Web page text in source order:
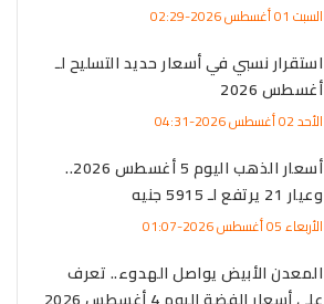
السبت 01 أغسطس 2026-02:29
استقرار نسبي في أسعار حديد التسليح لـ
أغسطس 2026
الأحد 02 أغسطس 2026-04:31
أسعار الذهب اليوم 5 أغسطس 2026..
وعيار 21 يرتفع لـ 5915 جنيه
الأربعاء 05 أغسطس 2026-01:07
المعدن الأبيض يواصل الهدوء.. تعرف